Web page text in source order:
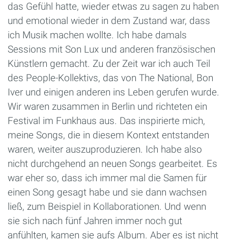
das Gefühl hatte, wieder etwas zu sagen zu haben
und emotional wieder in dem Zustand war, dass
ich Musik machen wollte. Ich habe damals
Sessions mit Son Lux und anderen französischen
Künstlern gemacht. Zu der Zeit war ich auch Teil
des People-Kollektivs, das von The National, Bon
Iver und einigen anderen ins Leben gerufen wurde.
Wir waren zusammen in Berlin und richteten ein
Festival im Funkhaus aus. Das inspirierte mich,
meine Songs, die in diesem Kontext entstanden
waren, weiter auszuproduzieren. Ich habe also
nicht durchgehend an neuen Songs gearbeitet. Es
war eher so, dass ich immer mal die Samen für
einen Song gesagt habe und sie dann wachsen
ließ, zum Beispiel in Kollaborationen. Und wenn
sie sich nach fünf Jahren immer noch gut
anfühlten, kamen sie aufs Album. Aber es ist nicht